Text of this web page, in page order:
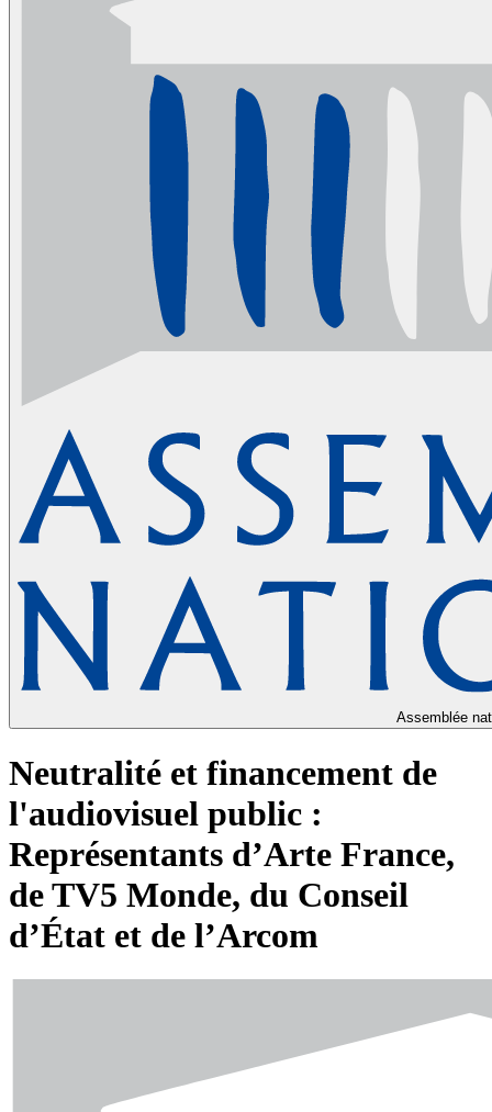
Assemblée
Neutralité et financement de
l'audiovisuel public :
Représentants d’Arte France,
de TV5 Monde, du Conseil
d’État et de l’Arcom